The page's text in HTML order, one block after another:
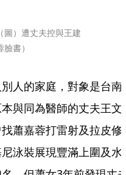
圖）遭丈夫控與王建
書）
人的家庭，對象是台南
與同為醫師的丈夫王文
蕭嘉蓉打雷射及拉皮修
泳裝展現豐滿上圍及水